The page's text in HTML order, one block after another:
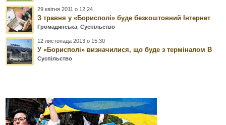
29 квітня 2011 о 12:24
З травня у «Борисполі» буде безкоштовний Інтернет
Громадянська,Суспільство
12 листопада 2013 о 15:30
У «Борисполі» визначилися, що буде з терміналом В
Суспільство